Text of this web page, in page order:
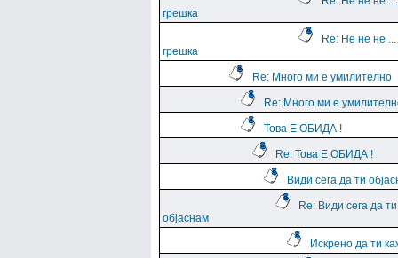
грешка
Re: Не не не ...
грешка
Re: Много ми е умилително
Re: Много ми е
Това Е ОБИДА !
Re: Това Е ОБИДА !
Види сега да ти
Re: Види сега да ти
објаснам
Искрено да ти